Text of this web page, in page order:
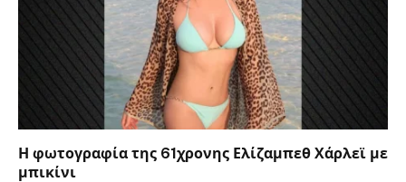
Η φωτογραφία της 61χρονης Ελίζαμπεθ Χάρλεϊ με
μπικίνι